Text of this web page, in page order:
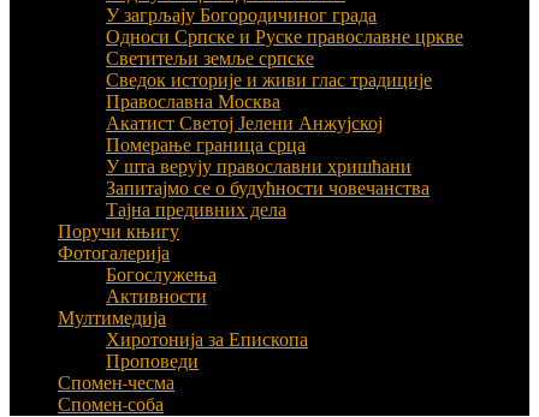
У загрљају Богородичиног града
Односи Српске и Руске православне цркве
Светитељи земље српске
Сведок историје и живи глас традиције
Православна Москва
Акатист Светој Јелени Анжујској
Померање граница срца
У шта верују православни хришћани
Запитајмо се о будућности човечанства
Тајна предивних дела
Поручи књигу
Фотогалерија
Богослужења
Активности
Мултимедија
Хиротонија за Епископа
Проповеди
Спомен-чесма
Спомен-соба